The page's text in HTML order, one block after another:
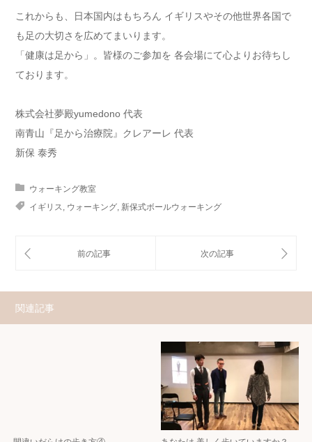
これからも、日本国内はもちろん イギリスやその他世界各国で
も足の大切さを広めてまいります。
「健康は足から」。皆様のご参加を 各会場にて心よりお待ちし
ております。
株式会社夢殿yumedono 代表
南青山『足から治療院』クレアーレ 代表
新保 泰秀
ウォーキング教室
イギリス, ウォーキング, 新保式ボールウォーキング
関連記事